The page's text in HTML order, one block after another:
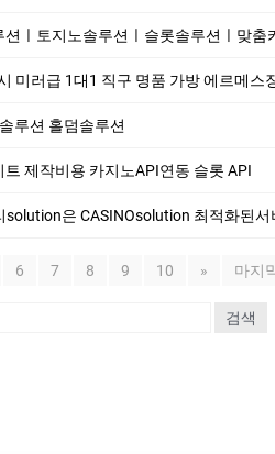
지노솔루션ㅣ슬롯솔루션ㅣ맞춤카지노제
1 직구 명품 가방 에르메스장지갑 홍콩명품
루션 홀덤솔루션
제작비용 카지노API연동 슬롯 API
은 CASINOsolution 최적화된서
6 7 8 9 10 » 마지
검색